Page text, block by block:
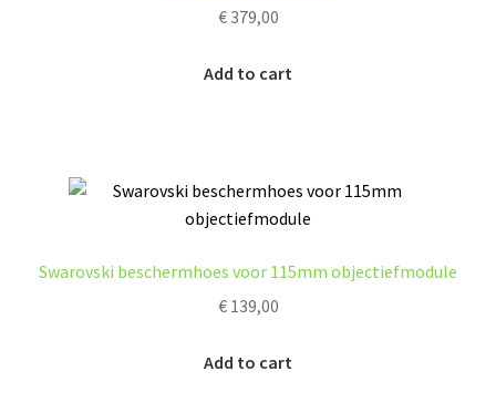
€379,00
Add to cart
Swarovski beschermhoes voor 115mm objectiefmodule
€139,00
Add to cart